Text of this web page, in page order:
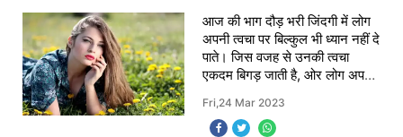
आज की भाग दौड़ भरी जिंदगी में लोग
अपनी त्वचा पर बिल्कुल भी ध्यान नहीं दे
पाते। जिस वजह से उनकी त्वचा
एकदम बिगड़ जाती है, ओर लोग अपनी
कई तरह के केमिकल वाले प्रोडक्ट्
Fri,24 Mar 2023